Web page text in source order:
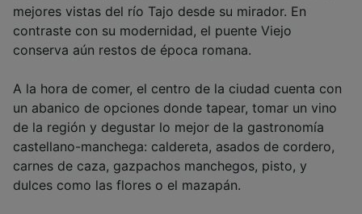
mejores vistas del río Tajo desde su mirador. En
contraste con su modernidad, el puente Viejo
conserva aún restos de época romana.
A la hora de comer, el centro de la ciudad cuenta con
un abanico de opciones donde tapear, tomar un vino
de la región y degustar lo mejor de la gastronomía
castellano-manchega: caldereta, asados de cordero,
carnes de caza, gazpachos manchegos, pisto, y
dulces como las flores o el mazapán.